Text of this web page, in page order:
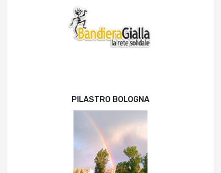
PILASTRO BOLOGNA